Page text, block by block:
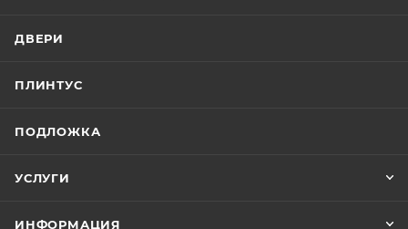
ДВЕРИ
ПЛИНТУС
ПОДЛОЖКА
УСЛУГИ
ИНФОРМАЦИЯ